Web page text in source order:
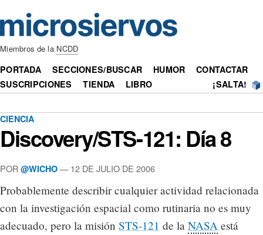
Miembros de la NCDD
PORTADA SECCIONES/BUSCAR HUMOR
CONTACTAR
SUSCRIPCIONES
TIENDA LIBRO ¡SALTA!
CIENCIA
Discovery/STS-121: Día 8
POR @WICHO — 12 DE JULIO DE 2006
Probablemente describir cualquier actividad relacionada
con la investigación espacial como rutinaria no es muy
adecuado, pero la misión STS-121 de la NASA está